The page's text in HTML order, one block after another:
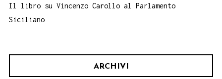
Il libro su Vincenzo Carollo al Parlamento
Siciliano
ARCHIVI